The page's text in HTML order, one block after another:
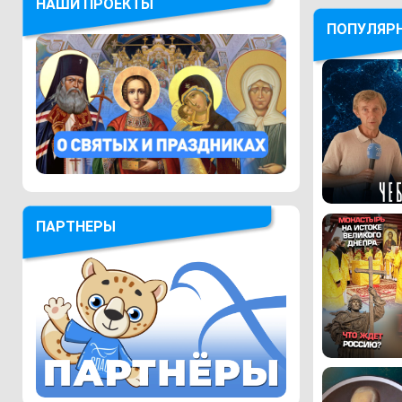
НАШИ ПРОЕКТЫ
ПАРТНЕРЫ